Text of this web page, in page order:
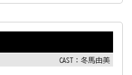
CAST：冬馬由美